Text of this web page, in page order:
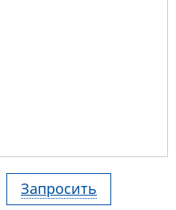
Запросить